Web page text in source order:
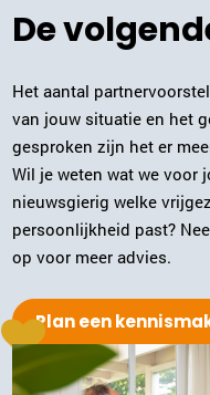
De
Het aantal
van jouw situatie en het
gesproken zijn het er
Wil je weten wat we voor
nieuwsgierig welke
persoonlijkheid past?
op voor meer advies.
Plan een